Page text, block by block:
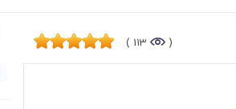
(
113 )